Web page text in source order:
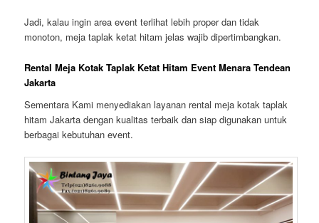
Jadi, kalau ingin area event terlihat lebih proper dan tidak
monoton, meja taplak ketat hitam jelas wajib dipertimbangkan.
Rental Meja Kotak Taplak Ketat Hitam Event Menara Tendean
Jakarta
Sementara Kami menyediakan layanan rental meja kotak taplak
hitam Jakarta dengan kualitas terbaik dan siap digunakan untuk
berbagai kebutuhan event.